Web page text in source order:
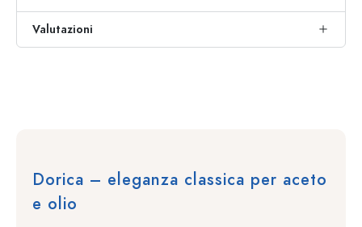
Valutazioni
Dorica – eleganza classica per aceto
e olio